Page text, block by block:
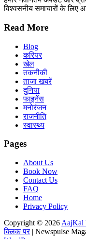
विश्वसनीय समाचारों के लिए
Read More
Blog
करियर
खेल
तकनीकी
ताजा खबरें
दुनिया
फाइनेंस
मनोरंजन
राजनीति
स्वास्थ्य
Pages
About Us
Book Now
Contact Us
FAQ
Home
Privacy Policy
Copyright © 2026 AajKal
क्लिक पर| Newspulse